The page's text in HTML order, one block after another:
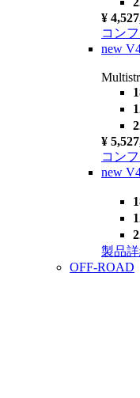
¥
コン
new
¥
コン
new
製品
OFF-ROAD